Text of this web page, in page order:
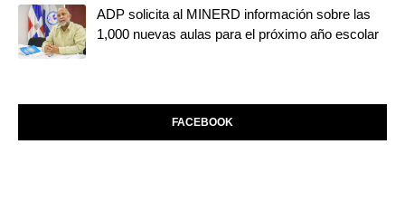
ADP solicita al MINERD información sobre las
1,000 nuevas aulas para el próximo año escolar
FACEBOOK